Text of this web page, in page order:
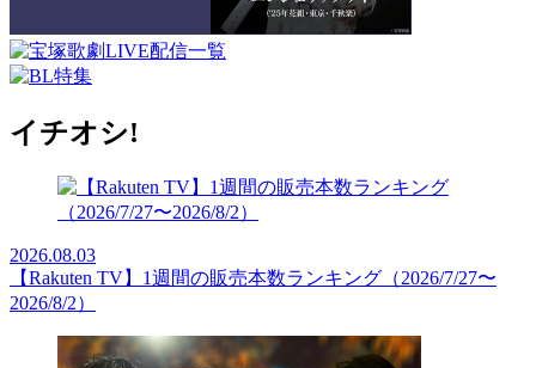
イチオシ!
2026.08.03
【Rakuten TV】1週間の販売本数ランキング（2026/7/27〜
2026/8/2）